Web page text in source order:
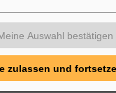
nichts?
Informationen
Auswahl bestätigen
zulassen und